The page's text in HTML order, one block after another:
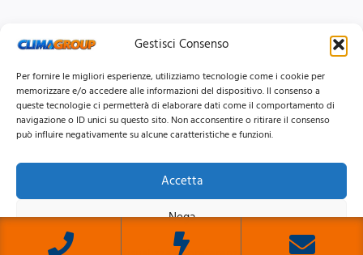
Gestisci Consenso
Per fornire le migliori esperienze, utilizziamo tecnologie come i cookie per
memorizzare e/o accedere alle informazioni del dispositivo. Il consenso a
queste tecnologie ci permetterà di elaborare dati come il comportamento di
navigazione o ID unici su questo sito. Non acconsentire o ritirare il consenso
può influire negativamente su alcune caratteristiche e funzioni.
Accetta
Nega
© 2026 Clima Group Impianti Srls P.IVA: 17771951005
Privacy
CookiePolicy | Mappa del Sito